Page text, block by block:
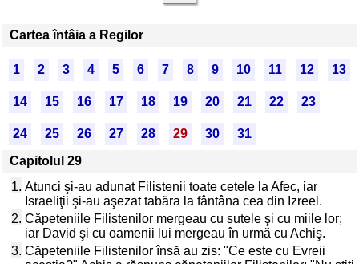
Cartea întâia a Regilor
1 2 3 4 5 6 7 8 9 10 11 12 13
14 15 16 17 18 19 20 21 22 23
24 25 26 27 28 29 30
31
Capitolul 29
1. Atunci şi-au adunat Filistenii toate cetele la Afec, iar
Israeliţii şi-au aşezat tabăra la fântâna cea din Izreel.
2. Căpeteniile Filistenilor mergeau cu sutele şi cu miile lor;
iar David şi cu oamenii lui mergeau în urmă cu Achiş.
3. Căpeteniile Filistenilor însă au zis: "Ce este cu Evreii